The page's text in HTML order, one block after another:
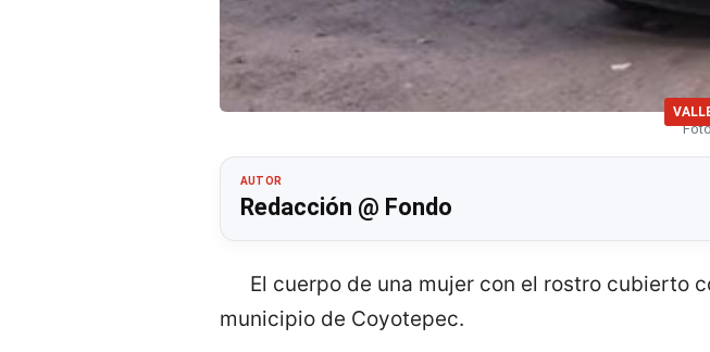
AUTOR
Redacción @ Fondo
El cuerpo de una mujer con el rostro cubierto
municipio de Coyotepec.